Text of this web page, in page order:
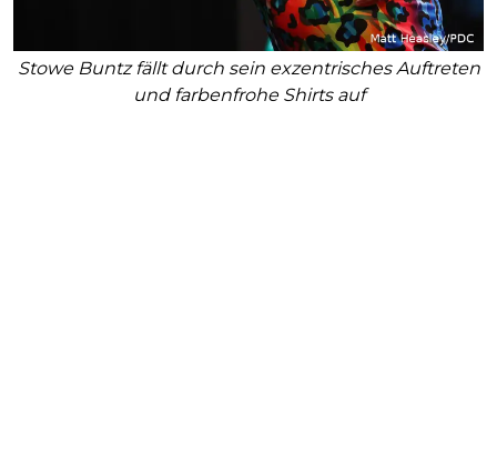
Stowe Buntz fällt durch sein exzentrisches Auftreten
und farbenfrohe Shirts auf